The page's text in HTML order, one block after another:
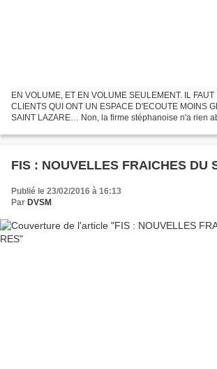
EN VOLUME, ET EN VOLUME SEULEMENT. IL
CLIENTS QUI ONT UN ESPACE D'ECOUTE MOINS
SAINT LAZARE… Non, la firme stéphanoise n'a rien
FIS : NOUVELLES FRAICHES DU
Publié le 23/02/2016 à 16:13
Par DVSM